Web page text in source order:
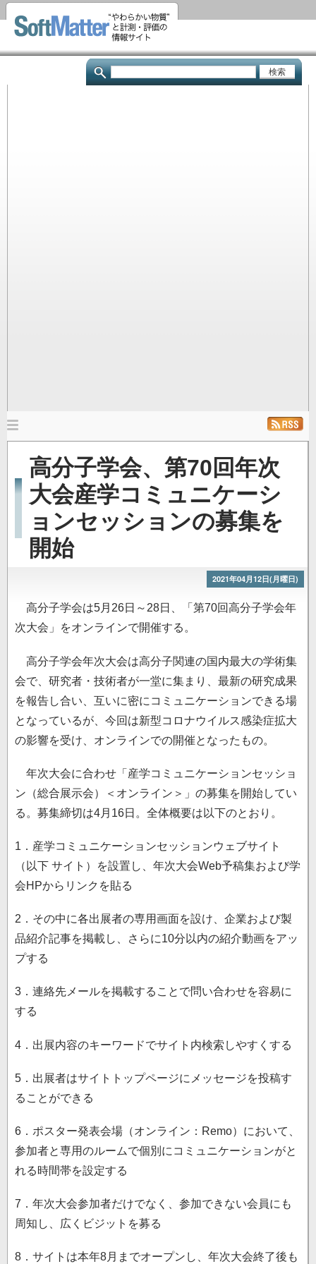
イ
コ
ン
テ
メ
ナ
ホーム
ニュース
発行雑誌
リンク
高分子学会、第70回年次
大会産学コミュニケーシ
ョンセッションの募集を
開始
2021年04月12日(月曜日)
高分子学会は5月26日～28日、「第70回高分子学会年
次大会」をオンラインで開催する。
高分子学会年次大会は高分子関連の国内最大の学術集
会で、研究者・技術者が一堂に集まり、最新の研究成果
を報告し合い、互いに密にコミュニケーションできる場
となっているが、今回は新型コロナウイルス感染症拡大
の影響を受け、オンラインでの開催となったもの。
年次大会に合わせ「産学コミュニケーションセッショ
ン（総合展示会）＜オンライン＞」の募集を開始してい
る。募集締切は4月16日。全体概要は以下のとおり。
1．産学コミュニケーションセッションウェブサイト
（以下 サイト）を設置し、年次大会Web予稿集および学
会HPからリンクを貼る
2．その中に各出展者の専用画面を設け、企業および製
品紹介記事を掲載し、さらに10分以内の紹介動画をアッ
プする
3．連絡先メールを掲載することで問い合わせを容易に
する
4．出展内容のキーワードでサイト内検索しやすくする
5．出展者はサイトトップページにメッセージを投稿す
ることができる
6．ポスター発表会場（オンライン：Remo）において、
参加者と専用のルームで個別にコミュニケーションがと
れる時間帯を設定する
7．年次大会参加者だけでなく、参加できない会員にも
周知し、広くビジットを募る
8．サイトは本年8月までオープンし、年次大会終了後も